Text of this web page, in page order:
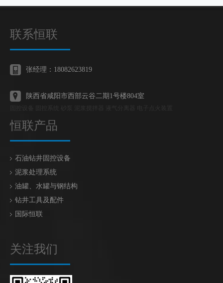
联系恒联
张经理：18082623819
陕西省咸阳市西部云谷二期1号楼804室
恒联产品
石油钻井固控设备
泥浆处理系统
油罐、水罐与钢结构
钻井工具及配件
国际恒联
关注我们